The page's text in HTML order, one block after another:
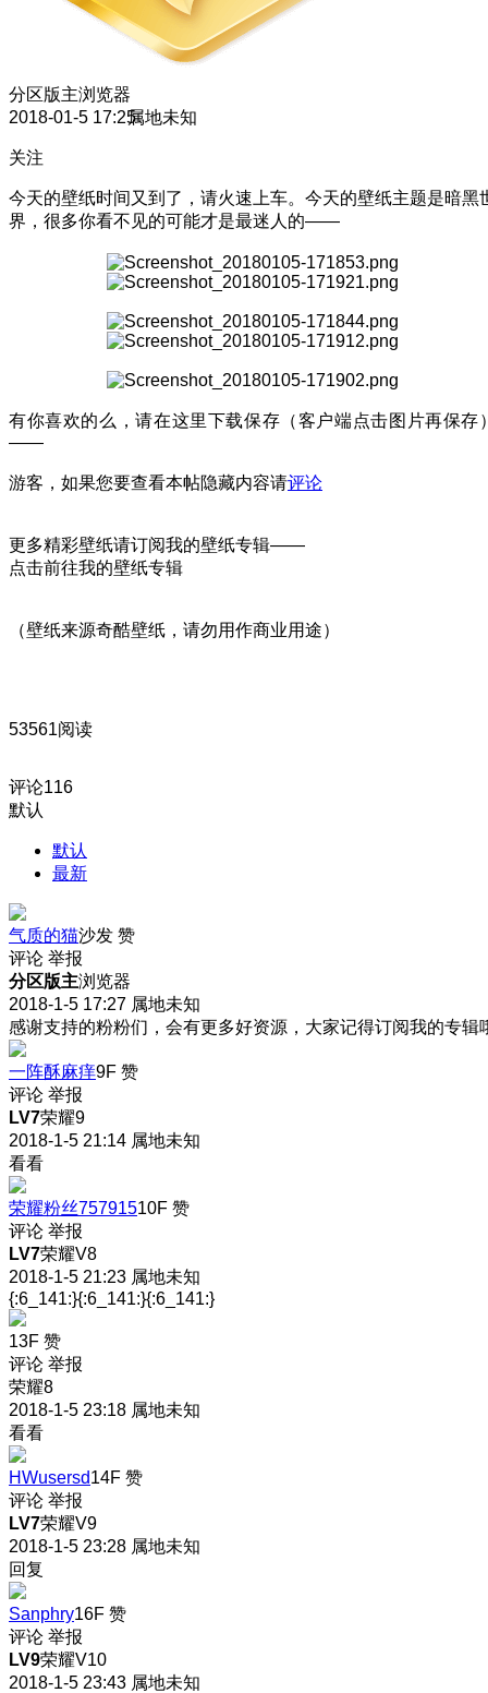
分区版主浏览器
2018-01-5 17:25属地未知
关注
今天的壁纸时间又到了，请火速上车。今天的壁纸主题是暗黑
界，很多你看不见的可能才是最迷人的——
有你喜欢的么，请在这里下载保存（客户端点击图片再保存
——
游客，如果您要查看本帖隐藏内容请评论
更多精彩壁纸请订阅我的壁纸专辑——
点击前往我的壁纸专辑
（壁纸来源奇酷壁纸，请勿用作商业用途）
53561阅读
评论116
默认
默认
最新
气质的猫沙发 赞
评论 举报
分区版主浏览器
2018-1-5 17:27 属地未知
感谢支持的粉粉们，会有更多好资源，大家记得订阅我的专辑
一阵酥麻痒9F 赞
评论 举报
LV7荣耀9
2018-1-5 21:14 属地未知
看看
荣耀粉丝75791510F 赞
评论 举报
LV7荣耀V8
2018-1-5 21:23 属地未知
{:6_141:}{:6_141:}{:6_141:}
13F 赞
评论 举报
荣耀8
2018-1-5 23:18 属地未知
看看
HWusersd14F 赞
评论 举报
LV7荣耀V9
2018-1-5 23:28 属地未知
回复
Sanphry16F 赞
评论 举报
LV9荣耀V10
2018-1-5 23:43 属地未知